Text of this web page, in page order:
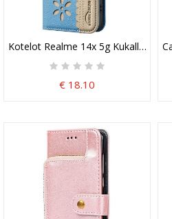
Kotelot Realme 14x 5g Kukallinen
€ 18.10